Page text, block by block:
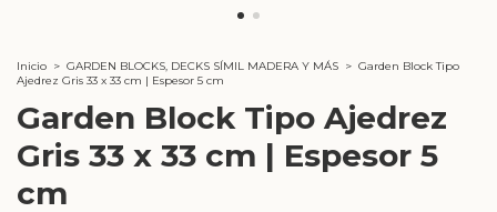
Inicio > GARDEN BLOCKS, DECKS SÍMIL MADERA Y MÁS > Garden Block Tipo
Ajedrez Gris 33 x 33 cm | Espesor 5 cm
Garden Block Tipo Ajedrez
Gris 33 x 33 cm | Espesor 5
cm